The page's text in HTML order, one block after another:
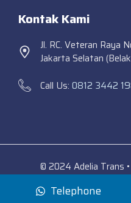
Kontak Kami
Jl. RC. Veteran Raya
Jakarta Selatan
Call Us: 0812 3442
© 2024 Adelia Trans
Telephone